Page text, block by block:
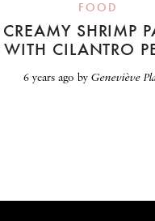
FOOD
CREAMY SHRIMP
WITH CILANTRO
6 years ago by Geneviève